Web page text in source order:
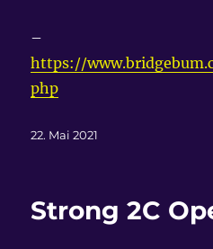
–
https://
php
Veröffentlicht
22. Mai 2021
Strong 2C